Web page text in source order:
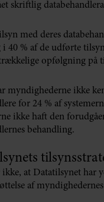
skriftlig
med deres
i 40 % af de udførte
opfølgning på
myndighederne ikke
for 24 % af
ikke haft den
behandling.
at Datatilsynet har
af